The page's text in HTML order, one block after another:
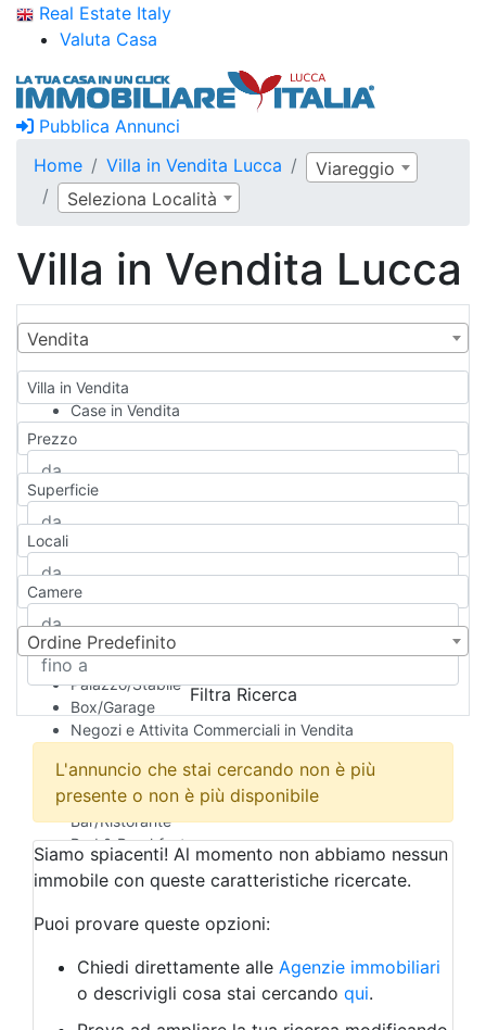
Real Estate Italy
Valuta Casa
Pubblica Annunci
Home
Villa in Vendita Lucca
Viareggio
Seleziona Località
Villa in Vendita Lucca
Vendita
Villa in Vendita
Case in Vendita
Qualsiasi
Appartamento
Casa indipendente
Casa Semi-indipendente
Attico/Mansarda
Rustico/Casale
Camera d'Albergo
Multiproprietà
Palazzo/Stabile
Box/Garage
Negozi e Attivita Commerciali in Vendita
Attività/Licenza Commerciale
Azienda Agricola
Bar/Ristorante
Bed & Breakfast
Albergo
Laboratorio Artigianale
Agriturismo
Magazzini
Capannoni
Uffici
Terreni in Vendita
Prezzo
Superficie
Locali
Camere
Ordine Predefinito
Filtra Ricerca
L'annuncio che stai cercando non è più
presente o non è più disponibile
Siamo spiacenti! Al momento non abbiamo nessun
immobile con queste caratteristiche ricercate.
Puoi provare queste opzioni:
Chiedi direttamente alle Agenzie immobiliari
o descrivigli cosa stai cercando qui.